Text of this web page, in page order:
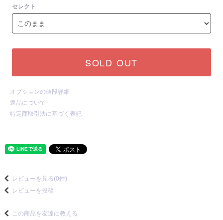
セレクト
SOLD OUT
オプションの値段詳細
返品について
特定商取引法に基づく表記
レビューを見る(0件)
レビューを投稿
この商品を友達に教える